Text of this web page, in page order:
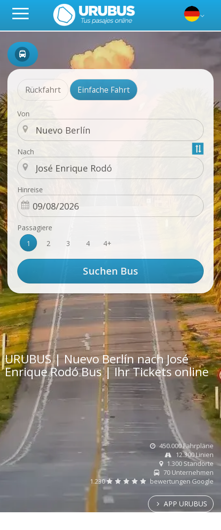
Rückfahrt Einfache Fahrt
Von
Nach
Hinreise
Passagiere
1
2 3 4 4+
URUBUS | Nuevo Berlín nach José
Enrique Rodó Bus | Ihr Tickets online
450.000 Fahrpläne
12.300 Linien
1.300 Standorte
70 Unternehmen
1.230
bewertungen Google
APP URUBUS